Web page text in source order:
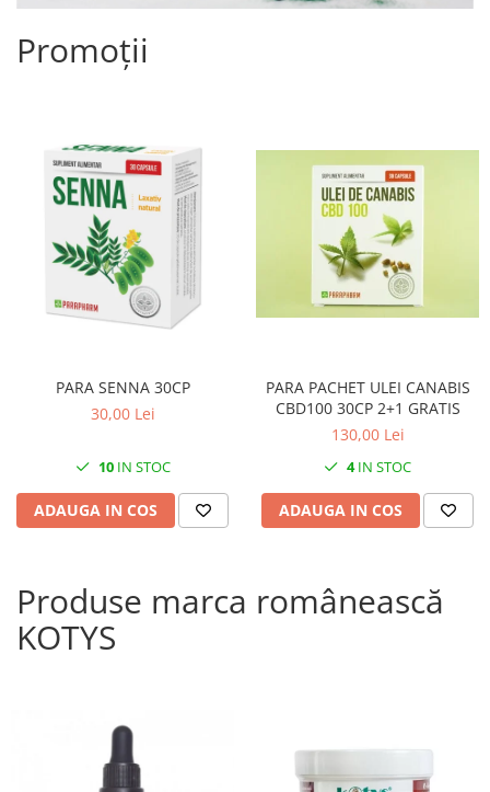
Promoții
PARA SENNA 30CP
30,00 Lei
10IN STOC
ADAUGA IN COS
PARA PACHET ULEI CANABIS
CBD100 30CP 2+1 GRATIS
130,00 Lei
4IN STOC
ADAUGA IN COS
Produse marca românească
KOTYS